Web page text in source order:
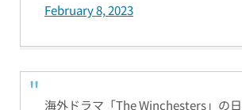
February 8, 2023
海外ドラマ「The Winchesters」の